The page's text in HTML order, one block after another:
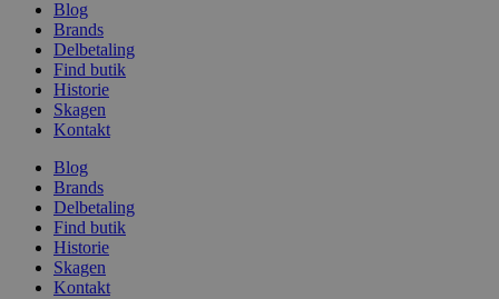
Blog
Brands
Delbetaling
Find butik
Historie
Skagen
Kontakt
Blog
Brands
Delbetaling
Find butik
Historie
Skagen
Kontakt